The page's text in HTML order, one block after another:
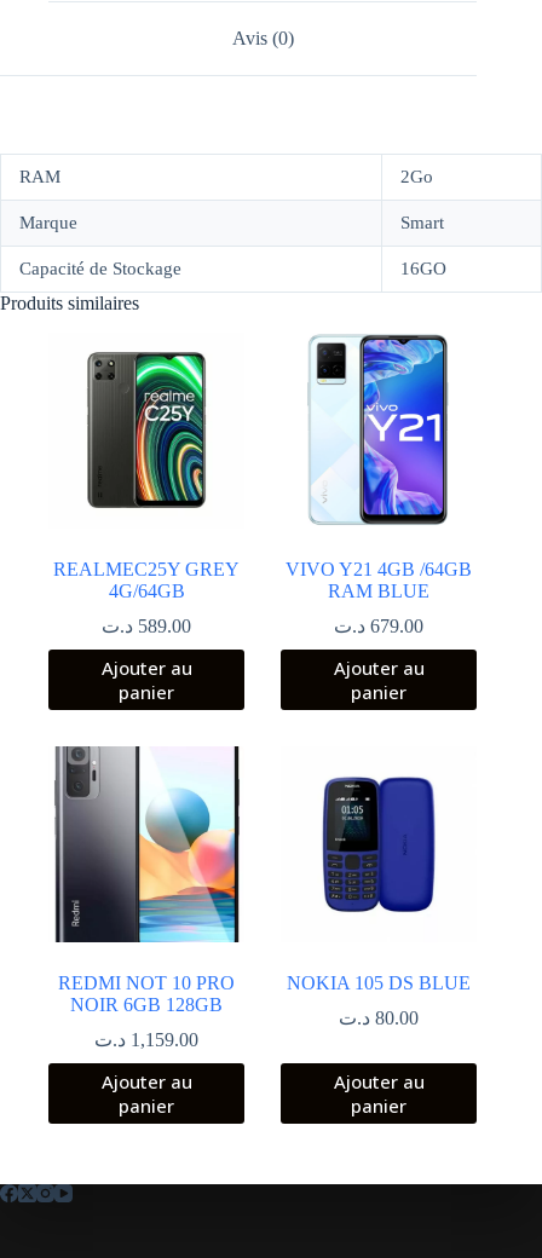
Avis (0)
RAM 2Go
Marque Smart
Capacité de Stockage 16GO
Produits similaires
REALMEC25Y GREY
4G/64GB
589.00 د.ت
Ajouter au
panier
VIVO Y21 4GB /64GB
RAM BLUE
679.00 د.ت
Ajouter au
panier
REDMI NOT 10 PRO
NOIR 6GB 128GB
1,159.00 د.ت
Ajouter au
panier
NOKIA 105 DS BLUE
80.00 د.ت
Ajouter au
panier